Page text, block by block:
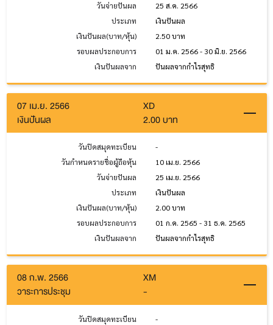
วันจ่ายปันผล
25 ส.ค. 2566
ประเภท
เงินปันผล
เงินปันผล(บาท/หุ้น)
2.50 บาท
รอบผลประกอบการ
01 ม.ค. 2566 - 30 มิ.ย. 2566
เงินปันผลจาก
ปันผลจากกำไรสุทธิ
07 เม.ย. 2566
XD
เงินปันผล
2.00 บาท
วันปิดสมุดทะเบียน
-
วันกำหนดรายชื่อผู้ถือหุ้น
10 เม.ย. 2566
วันจ่ายปันผล
25 เม.ย. 2566
ประเภท
เงินปันผล
เงินปันผล(บาท/หุ้น)
2.00 บาท
รอบผลประกอบการ
01 ก.ค. 2565 - 31 ธ.ค. 2565
เงินปันผลจาก
ปันผลจากกำไรสุทธิ
08 ก.พ. 2566
XM
วาระการประชุม
-
วันปิดสมุดทะเบียน
-